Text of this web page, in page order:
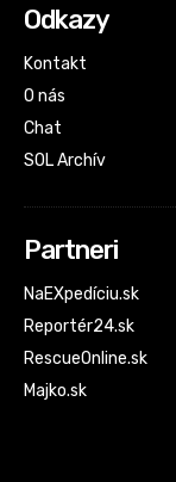
Odkazy
Kontakt
O nás
Chat
SOL Archív
Partneri
NaEXpedíciu.sk
Reportér24.sk
RescueOnline.sk
Majko.sk